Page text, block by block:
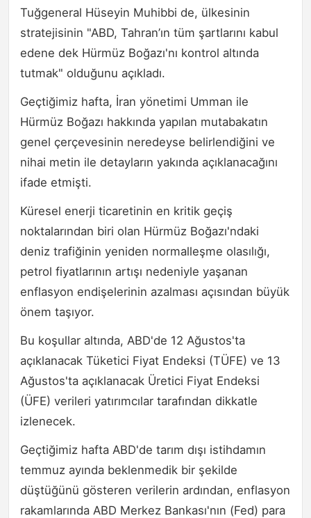
Tuğgeneral Hüseyin Muhibbi de, ülkesinin
stratejisinin "ABD, Tahran’ın tüm şartlarını kabul
edene dek Hürmüz Boğazı'nı kontrol altında
tutmak" olduğunu açıkladı.
Geçtiğimiz hafta, İran yönetimi Umman ile
Hürmüz Boğazı hakkında yapılan mutabakatın
genel çerçevesinin neredeyse belirlendiğini ve
nihai metin ile detayların yakında açıklanacağını
ifade etmişti.
Küresel enerji ticaretinin en kritik geçiş
noktalarından biri olan Hürmüz Boğazı'ndaki
deniz trafiğinin yeniden normalleşme olasılığı,
petrol fiyatlarının artışı nedeniyle yaşanan
enflasyon endişelerinin azalması açısından büyük
önem taşıyor.
Bu koşullar altında, ABD'de 12 Ağustos'ta
açıklanacak Tüketici Fiyat Endeksi (TÜFE) ve 13
Ağustos'ta açıklanacak Üretici Fiyat Endeksi
(ÜFE) verileri yatırımcılar tarafından dikkatle
izlenecek.
Geçtiğimiz hafta ABD'de tarım dışı istihdamın
temmuz ayında beklenmedik bir şekilde
düştüğünü gösteren verilerin ardından, enflasyon
rakamlarında ABD Merkez Bankası'nın (Fed) para